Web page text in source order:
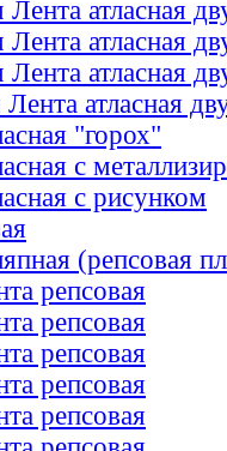
атласная
атласная
атласная
атласная
"горох"
с
с рисунком
(репсовая
репсовая
репсовая
репсовая
репсовая
репсовая